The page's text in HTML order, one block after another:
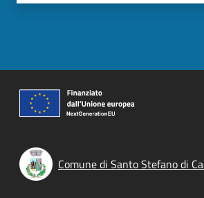
Comune di Santo Stefano di